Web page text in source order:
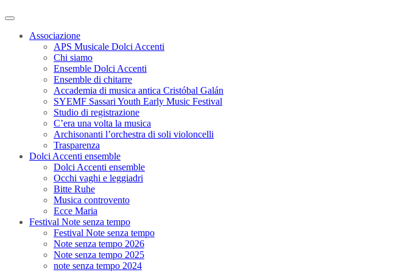
Associazione
APS Musicale Dolci Accenti
Chi siamo
Ensemble Dolci Accenti
Ensemble di chitarre
Accademia di musica antica Cristóbal Galán
SYEMF Sassari Youth Early Music Festival
Studio di registrazione
C’era una volta la musica
Archisonanti l’orchestra di soli violoncelli
Trasparenza
Dolci Accenti ensemble
Dolci Accenti ensemble
Occhi vaghi e leggiadri
Bitte Ruhe
Musica controvento
Ecce Maria
Festival Note senza tempo
Festival Note senza tempo
Note senza tempo 2026
Note senza tempo 2025
note senza tempo 2024